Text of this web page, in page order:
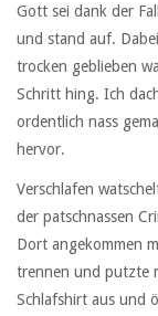
Gott sei dank der
und stand auf.
trocken geblieben
Schritt hing. Ich
ordentlich nass
hervor.
Verschlafen
der patschnassen
Dort angekommen
trennen und putzte
Schlafshirt aus und